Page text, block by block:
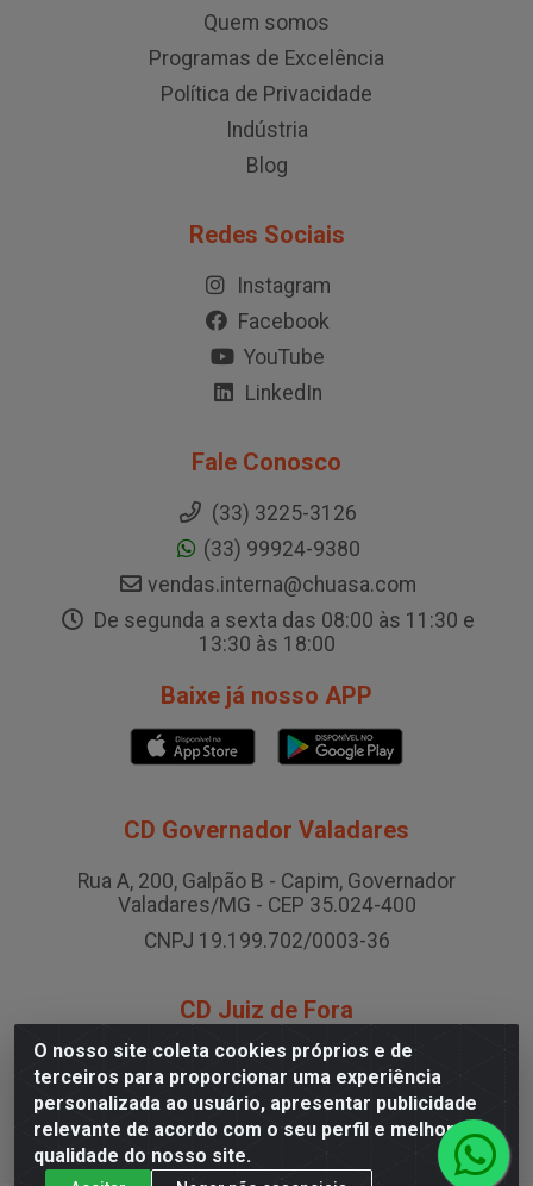
O nosso site coleta cookies próprios e de
terceiros para proporcionar uma experiência
personalizada ao usuário, apresentar publicidade
relevante de acordo com o seu perfil e melhorar a
qualidade do nosso site.
Quem somos
Programas de Excelência
Política de Privacidade
Indústria
Blog
Redes Sociais
Instagram
Facebook
YouTube
LinkedIn
Fale Conosco
(33) 3225-3126
(33) 99924-9380
vendas.interna@chuasa.com
De segunda a sexta das 08:00 às 11:30 e
13:30 às 18:00
Baixe já nosso APP
CD Governador Valadares
Rua A, 200, Galpão B - Capim, Governador
Valadares/MG - CEP 35.024-400
CNPJ 19.199.702/0003-36
CD Juiz de Fora
Rodovia BR-040 , Nº 0, Área B2 Condominio Brasil
LOG - São Pedro, Juiz de Fora/MG
CNPJ 19.199.702/0005-06